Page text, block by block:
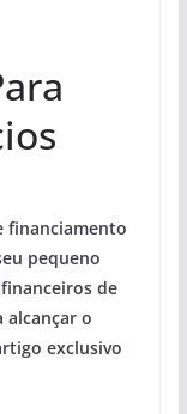
financiamento
pequeno
de
o
exclusivo